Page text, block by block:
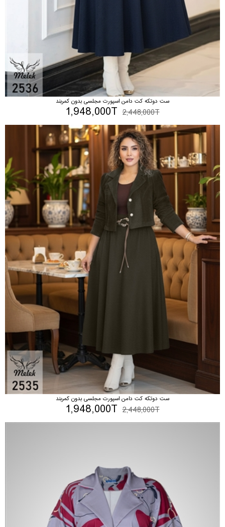
ست دوتکه کت دامن اسپورت مجلسی بدون کمربند
2,448,000T
1,948,000T
ست دوتکه کت دامن اسپورت مجلسی بدون کمربند
2,448,000T
1,948,000T